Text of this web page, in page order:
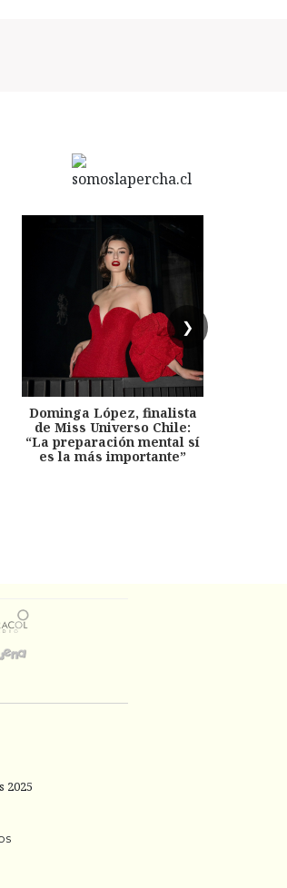
❯
Dominga López, finalista
de Miss Universo Chile:
“La preparación mental sí
es la más importante”
2025